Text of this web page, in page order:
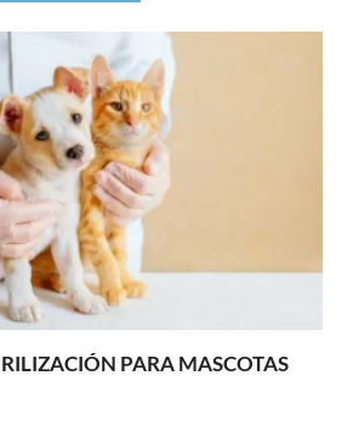
PARA MASCOTAS